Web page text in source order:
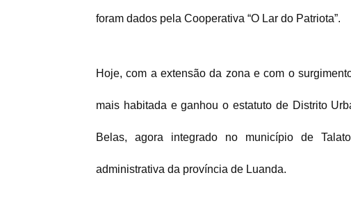
foram dados pela Cooperativa “O Lar do Patriota”.
Hoje, com a extensão da zona e com o
mais habitada e ganhou o estatuto de Distrito
Belas, agora integrado no município de
administrativa da província de Luanda.